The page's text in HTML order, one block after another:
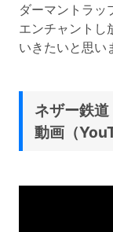
ダーマントラッ
エンチャントし
いきたいと思い
ネザー鉄
動画（